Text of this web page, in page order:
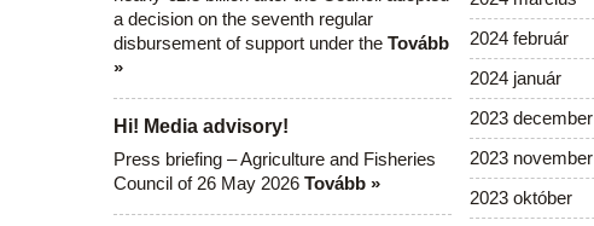
a decision on the seventh regular
disbursement of support under the Tovább
»
Hi! Media advisory!
Press briefing – Agriculture and Fisheries
Council of 26 May 2026 Tovább »
2024 február
2024 január
2023 december
2023 november
2023 október